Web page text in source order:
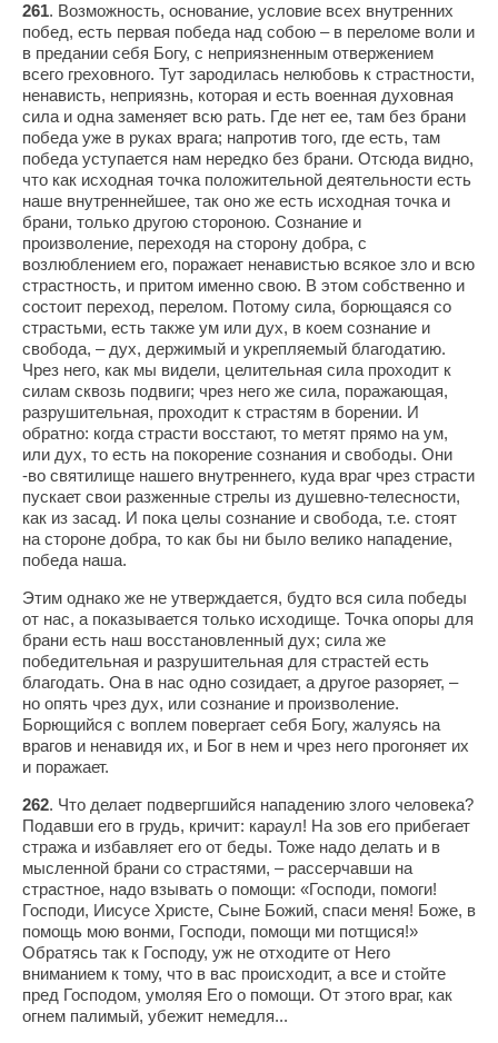
261. Возможность, основание, условие всех внутренних
побед, есть первая победа над собою – в переломе воли и
в предании себя Богу, с неприязненным отвержением
всего греховного. Тут зародилась нелюбовь к страстности,
ненависть, неприязнь, которая и есть военная духовная
сила и одна заменяет всю рать. Где нет ее, там без брани
победа уже в руках врага; напротив того, где есть, там
победа уступается нам нередко без брани. Отсюда видно,
что как исходная точка положительной деятельности есть
наше внутреннейшее, так оно же есть исходная точка и
брани, только другою стороною. Сознание и
произволение, переходя на сторону добра, с
возлюблением его, поражает ненавистью всякое зло и всю
страстность, и притом именно свою. В этом собственно и
состоит переход, перелом. Потому сила, борющаяся со
страстьми, есть также ум или дух, в коем сознание и
свобода, – дух, держимый и укрепляемый благодатию.
Чрез него, как мы видели, целительная сила проходит к
силам сквозь подвиги; чрез него же сила, поражающая,
разрушительная, проходит к страстям в борении. И
обратно: когда страсти восстают, то метят прямо на ум,
или дух, то есть на покорение сознания и свободы. Они
-во святилище нашего внутреннего, куда враг чрез страсти
пускает свои разженные стрелы из душевно-телесности,
как из засад. И пока целы сознание и свобода, т.е. стоят
на стороне добра, то как бы ни было велико нападение,
победа наша.
Этим однако же не утверждается, будто вся сила победы
от нас, а показывается только исходище. Точка опоры для
брани есть наш восстановленный дух; сила же
победительная и разрушительная для страстей есть
благодать. Она в нас одно созидает, а другое разоряет, –
но опять чрез дух, или сознание и произволение.
Борющийся с воплем повергает себя Богу, жалуясь на
врагов и ненавидя их, и Бог в нем и чрез него прогоняет их
и поражает.
262. Что делает подвергшийся нападению злого человека?
Подавши его в грудь, кричит: караул! На зов его прибегает
стража и избавляет его от беды. Тоже надо делать и в
мысленной брани со страстями, – рассерчавши на
страстное, надо взывать о помощи: «Господи, помоги!
Господи, Иисусе Христе, Сыне Божий, спаси меня! Боже, в
помощь мою вонми, Господи, помощи ми потщися!»
Обратясь так к Господу, уж не отходите от Него
вниманием к тому, что в вас происходит, а все и стойте
пред Господом, умоляя Его о помощи. От этого враг, как
огнем палимый, убежит немедля...